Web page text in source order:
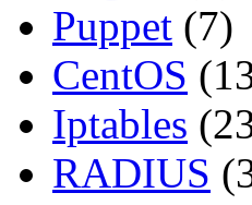
Puppet (7)
CentOS
Iptables
RADIUS